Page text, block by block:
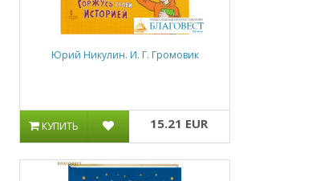
Юрий Никулин. И. Г. Громовик
КУПИТЬ 15.21 EUR